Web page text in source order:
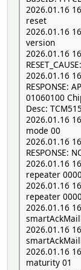
2026.01.16
reset
2026.01.16
version
2026.01.16
2026.01.16
RESPONSE:
01060100
Desc: TCM515
2026.01.16
mode 00
2026.01.16
RESPONSE:
2026.01.16
repeater 0000
2026.01.16
repeater
2026.01.16
2026.01.16
2026.01.16
maturity 01